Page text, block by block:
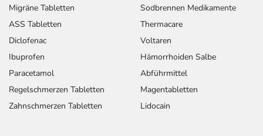
Überdosierung?
Einnahme vergessen?
Setzen Sie die Einnahme zum nächsten vorgeschriebenen
Zeitpunkt ganz normal (also nicht mit der doppelten
Menge) fort.
Migräne Tabletten
ASS Tabletten
Diclofenac
Ibuprofen
Paracetamol
Regelschmerzen Tabletten
Zahnschmerzen Tabletten
Sodbrennen Medikamente
Thermacare
Voltaren
Hämorrhoiden Salbe
Abführmittel
Magentabletten
Lidocain